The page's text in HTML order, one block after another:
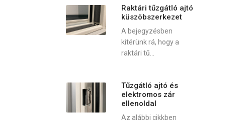
Raktári tűzgátló ajtó
küszöbszerkezet
A bejegyzésben
kitérünk rá, hogy a
raktári tű...
Tűzgátló ajtó és
elektromos zár
ellenoldal
Az alábbi cikkben